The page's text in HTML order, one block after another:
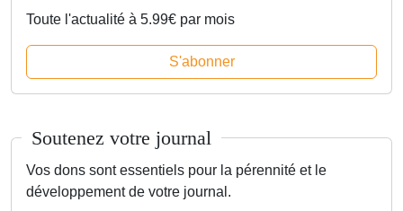
Toute l'actualité à 5.99€ par mois
S'abonner
Soutenez votre journal
Vos dons sont essentiels pour la pérennité et le
développement de votre journal.